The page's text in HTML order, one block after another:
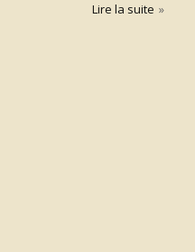
Lire la suite